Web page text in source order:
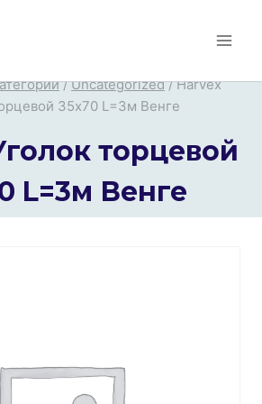
/ Uncategorized / Harvex
35х70 L=3м Венге
торцевой
L=3м Венге